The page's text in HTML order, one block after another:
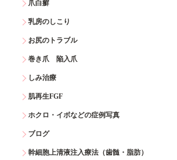
爪白癬
乳房のしこり
お尻のトラブル
巻き爪 陥入爪
しみ治療
肌再生FGF
ホクロ・イボなどの症例写真
ブログ
幹細胞上清液注入療法（歯髄・脂肪）